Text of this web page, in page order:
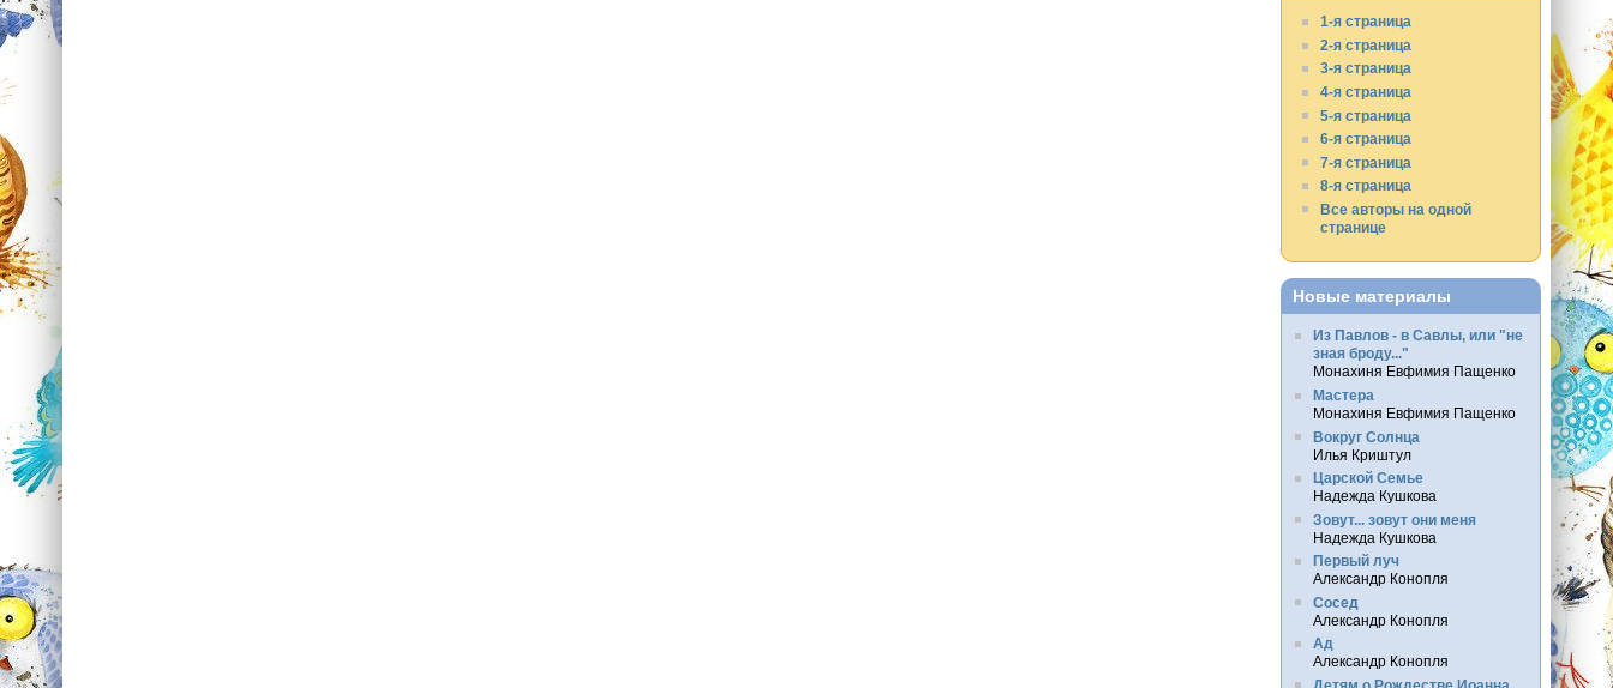
1-я страница
2-я страница
3-я страница
4-я страница
5-я страница
6-я страница
7-я страница
8-я страница
Все авторы на одной
странице
Новые материалы
Из Павлов - в Савлы, или "не
зная броду..."
Монахиня Евфимия Пащенко
Мастера
Монахиня Евфимия Пащенко
Вокруг Солнца
Илья Криштул
Царской Семье
Надежда Кушкова
Зовут... зовут они меня
Надежда Кушкова
Первый луч
Александр Конопля
Сосед
Александр Конопля
Ад
Александр Конопля
Детям о Рождестве Иоанна